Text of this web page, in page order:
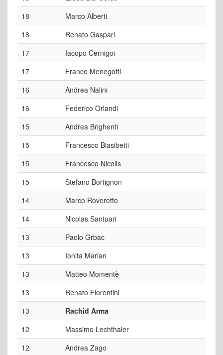
18
Marco Alberti
18
Renato Gaspari
17
Iacopo Cernigoi
17
Franco Menegotti
16
Andrea Nalini
16
Federico Orlandi
15
Andrea Brighenti
15
Francesco Biasibetti
15
Francesco Nicolis
15
Stefano Bortignon
14
Marco Roveretto
14
Nicolas Santuari
13
Paolo Grbac
13
Ionita Marian
13
Matteo Momentè
13
Renato Fiorentini
13
Rachid Arma
12
Massimo Lechthaler
12
Andrea Zago